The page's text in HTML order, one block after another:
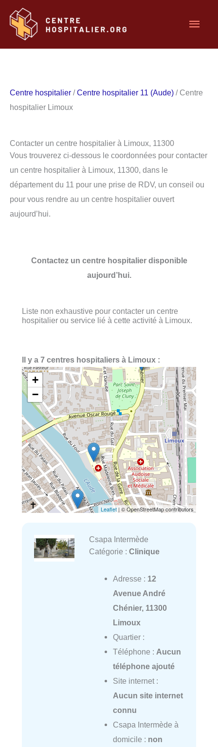
contenu
Centre hospitalier /Centre hospitalier 11 (Aude) / Centre
hospitalier Limoux
Contacter un centre hospitalier à Limoux, 11300
Vous trouverez ci-dessous le coordonnées pour contacter
un centre hospitalier à Limoux, 11300, dans le
département du 11 pour une prise de RDV, un conseil ou
pour vous rendre au un centre hospitalier ouvert
aujourd’hui.
Contactez un centre hospitalier disponible
aujourd’hui.
Liste non exhaustive pour contacter un centre
hospitalier ou service lié à cette activité à Limoux.
Il y a 7 centres hospitaliers à Limoux :
+
−
Leaflet | © OpenStreetMap contributors
Csapa Intermède
Catégorie : Clinique
Adresse : 12
Avenue André
Chénier, 11300
Limoux
Quartier :
Téléphone : Aucun
téléphone ajouté
Site internet :
Aucun site internet
connu
Csapa Intermède à
domicile : non